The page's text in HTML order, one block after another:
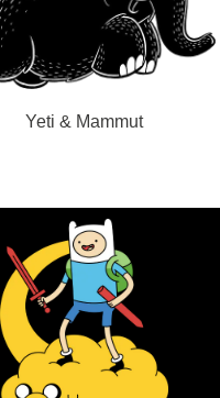
Yeti & Mammut